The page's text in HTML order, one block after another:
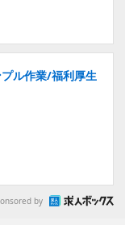
ル作業/福利厚生
by